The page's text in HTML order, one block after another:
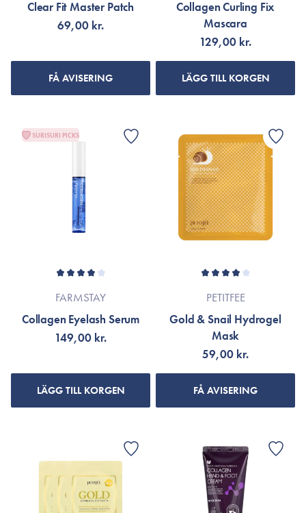
Clear Fit Master Patch
69,00 kr.
FÅ AVISERING
Collagen Curling Fix
Mascara
129,00 kr.
LÄGG TILL KORGEN
SURISURI PICKS
FARMSTAY
Collagen Eyelash Serum
149,00 kr.
LÄGG TILL KORGEN
PETITFEE
Gold & Snail Hydrogel
Mask
59,00 kr.
FÅ AVISERING